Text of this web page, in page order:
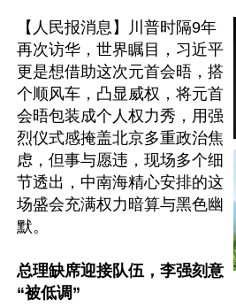
【人民报消息】川普时隔9年
再次访华，世界瞩目，习近平
更是想借助这次元首会晤，搭
个顺风车，凸显威权，将元首
会晤包装成个人权力秀，用强
烈仪式感掩盖北京多重政治焦
虑，但事与愿违，现场多个细
节透出，中南海精心安排的这
场盛会充满权力暗算与黑色幽
默。
总理缺席迎接队伍，李强刻意
“被低调”